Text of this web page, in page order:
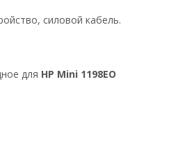
силовой кабель.
для HP Mini 1198EO